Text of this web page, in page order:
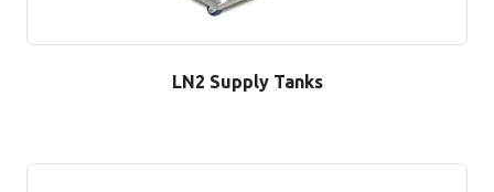
LN2 Supply Tanks